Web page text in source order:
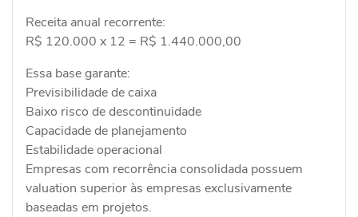
Receita anual recorrente:
R$ 120.000 x 12 = R$ 1.440.000,00
Essa base garante:
Previsibilidade de caixa
Baixo risco de descontinuidade
Capacidade de planejamento
Estabilidade operacional
Empresas com recorrência consolidada possuem
valuation superior às empresas exclusivamente
baseadas em projetos.